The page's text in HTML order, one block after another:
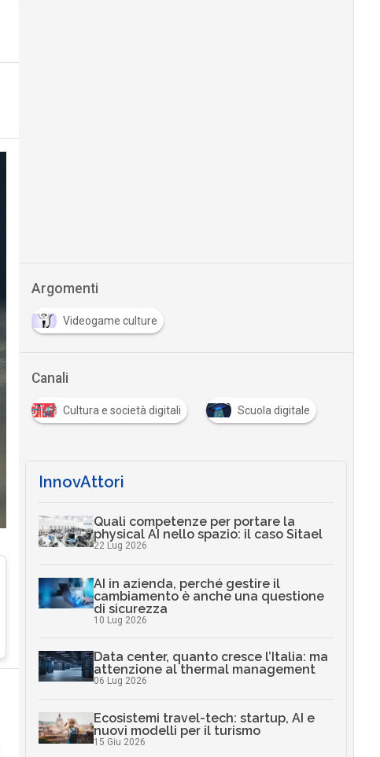
Argomenti
Videogame culture
Canali
Cultura e società digitali Scuola digitale
InnovAttori
Quali competenze per portare la
physical AI nello spazio: il caso Sitael
22 Lug 2026
AI in azienda, perché gestire il
cambiamento è anche una questione
di sicurezza
10 Lug 2026
Data center, quanto cresce l’Italia: ma
attenzione al thermal management
06 Lug 2026
Ecosistemi travel-tech: startup, AI e
nuovi modelli per il turismo
15 Giu 2026